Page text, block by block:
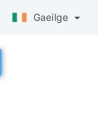
Gaeilge